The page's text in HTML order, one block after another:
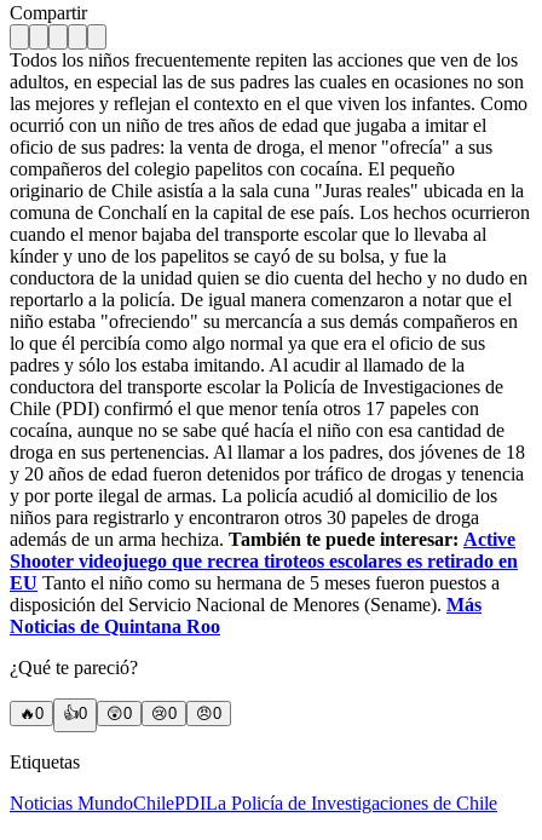
Compartir
Todos los niños frecuentemente repiten las acciones que ven de los
adultos, en especial las de sus padres las cuales en ocasiones no son
las mejores y reflejan el contexto en el que viven los infantes. Como
ocurrió con un niño de tres años de edad que jugaba a imitar el
oficio de sus padres: la venta de droga, el menor "ofrecía" a sus
compañeros del colegio papelitos con cocaína. El pequeño
originario de Chile asistía a la sala cuna "Juras reales" ubicada en la
comuna de Conchalí en la capital de ese país. Los hechos ocurrieron
cuando el menor bajaba del transporte escolar que lo llevaba al
kínder y uno de los papelitos se cayó de su bolsa, y fue la
conductora de la unidad quien se dio cuenta del hecho y no dudo en
reportarlo a la policía. De igual manera comenzaron a notar que el
niño estaba "ofreciendo" su mercancía a sus demás compañeros en
lo que él percibía como algo normal ya que era el oficio de sus
padres y sólo los estaba imitando. Al acudir al llamado de la
conductora del transporte escolar la Policía de Investigaciones de
Chile (PDI) confirmó el que menor tenía otros 17 papeles con
cocaína, aunque no se sabe qué hacía el niño con esa cantidad de
droga en sus pertenencias. Al llamar a los padres, dos jóvenes de 18
y 20 años de edad fueron detenidos por tráfico de drogas y tenencia
y por porte ilegal de armas. La policía acudió al domicilio de los
niños para registrarlo y encontraron otros 30 papeles de droga
además de un arma hechiza. También te puede interesar: Active
Shooter videojuego que recrea tiroteos escolares es retirado en
EU Tanto el niño como su hermana de 5 meses fueron puestos a
disposición del Servicio Nacional de Menores (Sename). Más
Noticias de Quintana Roo
¿Qué te pareció?
🔥0 👍0 😲0 😢0 😠0
Etiquetas
Noticias MundoChilePDILa Policía de Investigaciones de Chile